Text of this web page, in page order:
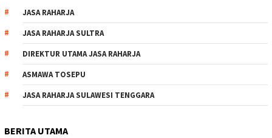
JASA RAHARJA
JASA RAHARJA SULTRA
DIREKTUR UTAMA JASA RAHARJA
ASMAWA TOSEPU
JASA RAHARJA SULAWESI TENGGARA
BERITA UTAMA